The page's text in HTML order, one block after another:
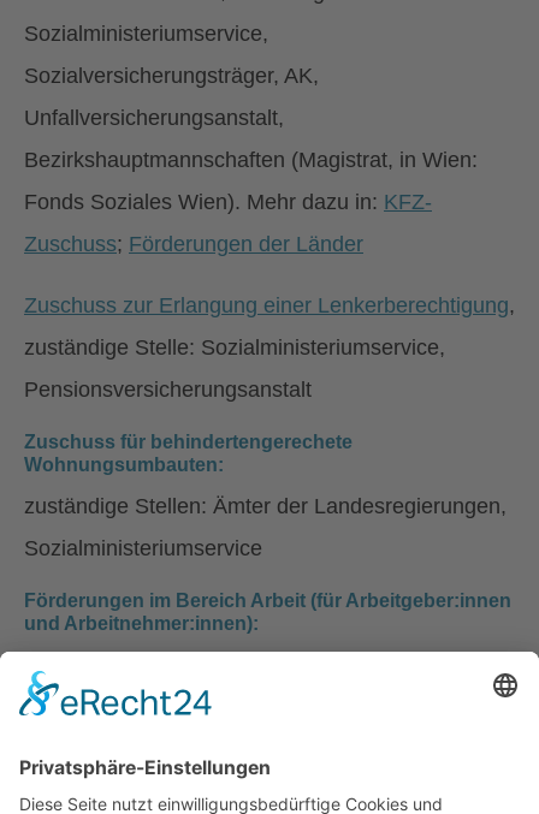
Sozialministeriumservice,
Sozialversicherungsträger, AK,
Unfallversicherungsanstalt,
Bezirkshauptmannschaften (Magistrat, in Wien:
Fonds Soziales Wien). Mehr dazu in: KFZ-
Zuschuss; Förderungen der Länder
Zuschuss zur Erlangung einer Lenkerberechtigung,
zuständige Stelle: Sozialministeriumservice,
Pensionsversicherungsanstalt
Zuschuss für behindertengerechete
Wohnungsumbauten:
zuständige Stellen: Ämter der Landesregierungen,
Sozialministeriumservice
Förderungen im Bereich Arbeit (für Arbeitgeber:innen
und Arbeitnehmer:innen):
zuständige Stellen: Sozialministeriumservice, AMS.
Mehr dazu in unserer Rechtsdatenbank in den